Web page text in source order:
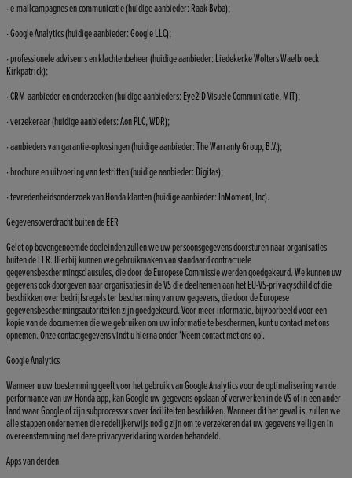
· e-mailcampagnes en communicatie (huidige aanbieder: Raak Bvba);
· Google Analytics (huidige aanbieder: Google LLC);
· professionele adviseurs en klachtenbeheer (huidige aanbieder: Liedekerke Wolters Waelbroeck
Kirkpatrick);
· CRM-aanbieder en onderzoeken (huidige aanbieders: Eye2ID Visuele Communicatie, MIT);
· verzekeraar (huidige aanbieders: Aon PLC, WDR);
· aanbieders van garantie-oplossingen (huidige aanbieder: The Warranty Group, B.V.);
· brochure en uitvoering van testritten (huidige aanbieder: Digitas);
· tevredenheidsonderzoek van Honda klanten (huidige aanbieder: InMoment, Inc).
Gegevensoverdracht buiten de EER
Gelet op bovengenoemde doeleinden zullen we uw persoonsgegevens doorsturen naar organisaties
buiten de EER. Hierbij kunnen we gebruikmaken van standaard contractuele
gegevensbeschermingsclausules, die door de Europese Commissie werden goedgekeurd. We kunnen uw
gegevens ook doorgeven naar organisaties in de VS die deelnemen aan het EU-VS-privacyschild of die
beschikken over bedrijfsregels ter bescherming van uw gegevens, die door de Europese
gegevensbeschermingsautoriteiten zijn goedgekeurd. Voor meer informatie, bijvoorbeeld voor een
kopie van de documenten die we gebruiken om uw informatie te beschermen, kunt u contact met ons
opnemen. Onze contactgegevens vindt u hierna onder 'Neem contact met ons op'.
Google Analytics
Wanneer u uw toestemming geeft voor het gebruik van Google Analytics voor de optimalisering van de
performance van uw Honda app, kan Google uw gegevens opslaan of verwerken in de VS of in een ander
land waar Google of zijn subprocessors over faciliteiten beschikken. Wanneer dit het geval is, zullen we
alle stappen ondernemen die redelijkerwijs nodig zijn om te verzekeren dat uw gegevens veilig en in
overeenstemming met deze privacyverklaring worden behandeld.
Apps van derden